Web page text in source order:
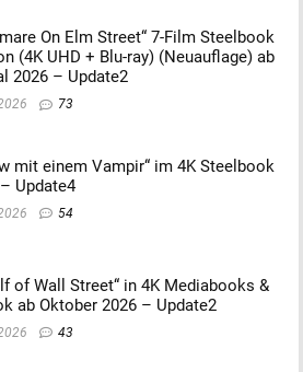
On Elm Street“ 7-Film Steelbook
(4K UHD + Blu-ray) (Neuauflage) ab
2026 – Update2
73
mit einem Vampir“ im 4K Steelbook
Update4
54
of Wall Street“ in 4K Mediabooks &
ab Oktober 2026 – Update2
43